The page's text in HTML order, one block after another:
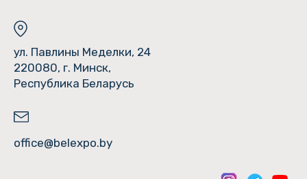
ул. Павлины Меделки, 24
220080, г. Минск,
Республика Беларусь
office@belexpo.by